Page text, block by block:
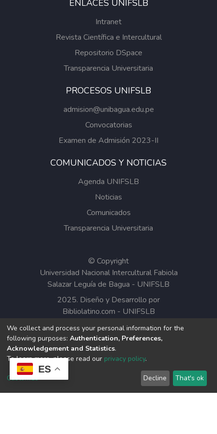
ES
se adecua a la cosmovisión Awajún sin
adecuada y que contribuye con la reducción
de la huella de carbono.
ENLACES UNIFSLB
Intranet
Revista Científica e Intercultural
Repositorio DSpace
Transparencia Universitaria
PROCESOS UNIFSLB
admision@unibagua.edu.pe
Convocatorias
Examen de Admisión 2023-II
COMUNICADOS Y NOTICIAS
Agenda UNIFSLB
Noticias
Comunicados
Transparencia Universitaria
© Copyright
Universidad Nacional Intercultural Fabiola
Salazar Leguía de Bagua - UNIFSLB
2025. Diseño y Desarrollo por
Bibliolatino.com - UNIFSLB
Todos los contenidos del Repositorio
Institucional de la UNIFSLB están bajo la
Licencia Creative Commons.
We collect and process your personal information for the
following purposes: Authentication, Preferences,
Acknowledgement and Statistics.
To learn more, please read our privacy policy.
Customize Decline That's ok